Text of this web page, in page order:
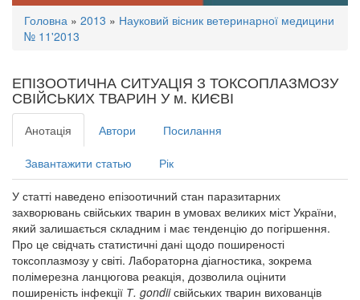
Ви
тут
Головна » 2013 » Науковий вісник ветеринарної медицини
№ 11'2013
ЕПІЗООТИЧНА СИТУАЦІЯ З ТОКСОПЛАЗМОЗУ
СВІЙСЬКИХ ТВАРИН У м. КИЄВІ
Анотація Автори Посилання
Завантажити статью Рік
У статті наведено епізоотичний стан паразитарних
захворювань свійських тварин в умовах великих міст України,
який залишається складним і має тенденцію до погіршення.
Про це свідчать статистичні дані щодо поширеності
токсоплазмозу у світі. Лабораторна діагностика, зокрема
полімерезна ланцюгова реакція, дозволила оцінити
поширеність інфекції Т. gondiiсвійських тварин вихованців